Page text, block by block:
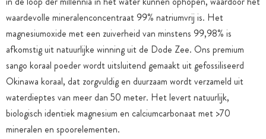
waardevolle mineralenconcentraat 99% natriumvrij is. Het
magnesiumoxide met een zuiverheid van minstens 99,98% is
afkomstig uit natuurlijke winning uit de Dode Zee. Ons premium
sango koraal poeder wordt uitsluitend gemaakt uit gefossiliseerd
Okinawa koraal, dat zorgvuldig en duurzaam wordt verzameld uit
waterdieptes van meer dan 50 meter. Het levert natuurlijk,
biologisch identiek magnesium en calciumcarbonaat met >70
mineralen en spoorelementen.